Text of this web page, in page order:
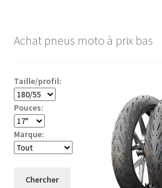
Achat pneus moto à prix bas
Taille/profil:
Pouces:
Marque:
Chercher